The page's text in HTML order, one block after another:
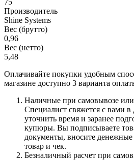
Производитель
Shine Systems
Вес (брутто)
0,96
Вес (нетто)
5,48
Оплачивайте покупки удобным
магазине доступно 3 варианта
Наличные при самовывозе или
Специалист свяжется с вами в
уточнить время и заранее
купюры. Вы подписываете
документы, вносите денежные
товар и чек.
Безналичный расчет при